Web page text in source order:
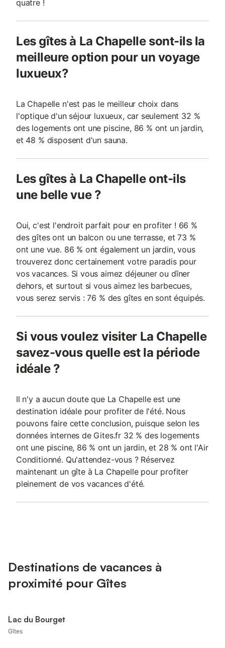
quatre !
Les gîtes à La Chapelle sont-ils la
meilleure option pour un voyage
luxueux?
La Chapelle n'est pas le meilleur choix dans
l'optique d'un séjour luxueux, car seulement 32 %
des logements ont une piscine, 86 % ont un jardin,
et 48 % disposent d'un sauna.
Les gîtes à La Chapelle ont-ils
une belle vue ?
Oui, c'est l'endroit parfait pour en profiter ! 66 %
des gîtes ont un balcon ou une terrasse, et 73 %
ont une vue. 86 % ont également un jardin, vous
trouverez donc certainement votre paradis pour
vos vacances. Si vous aimez déjeuner ou dîner
dehors, et surtout si vous aimez les barbecues,
vous serez servis : 76 % des gîtes en sont équipés.
Si vous voulez visiter La Chapelle
savez-vous quelle est la période
idéale ?
Il n'y a aucun doute que La Chapelle est une
destination idéale pour profiter de l'été. Nous
pouvons faire cette conclusion, puisque selon les
données internes de Gites.fr 32 % des logements
ont une piscine, 86 % ont un jardin, et 28 % ont l'Air
Conditionné. Qu'attendez-vous ? Réservez
maintenant un gîte à La Chapelle pour profiter
pleinement de vos vacances d'été.
Destinations de vacances à
proximité pour Gîtes
Lac du Bourget
Gîtes